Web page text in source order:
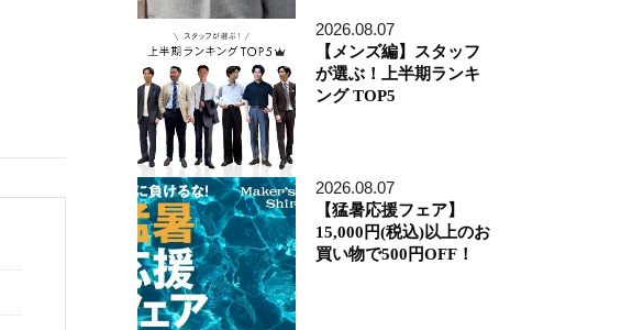
札幌アピア店
仙台シリウス・一番町店
CoCoLo新潟店
名古屋店
京都四条烏丸 三井ビル店
大阪うめきた店
MEN'S 神戸北野坂店
博多深見パークビルディング店
その他
オンラインショップ
商品企画部
人事部（採用）
プレス
貞末奈名子
ディレクター貞末哲兵
2026.08.07
【メンズ編】スタッフ
が選ぶ！上半期ランキ
ング TOP5
2026.08.07
【猛暑応援フェア】
15,000円(税込)以上のお
買い物で500円OFF！